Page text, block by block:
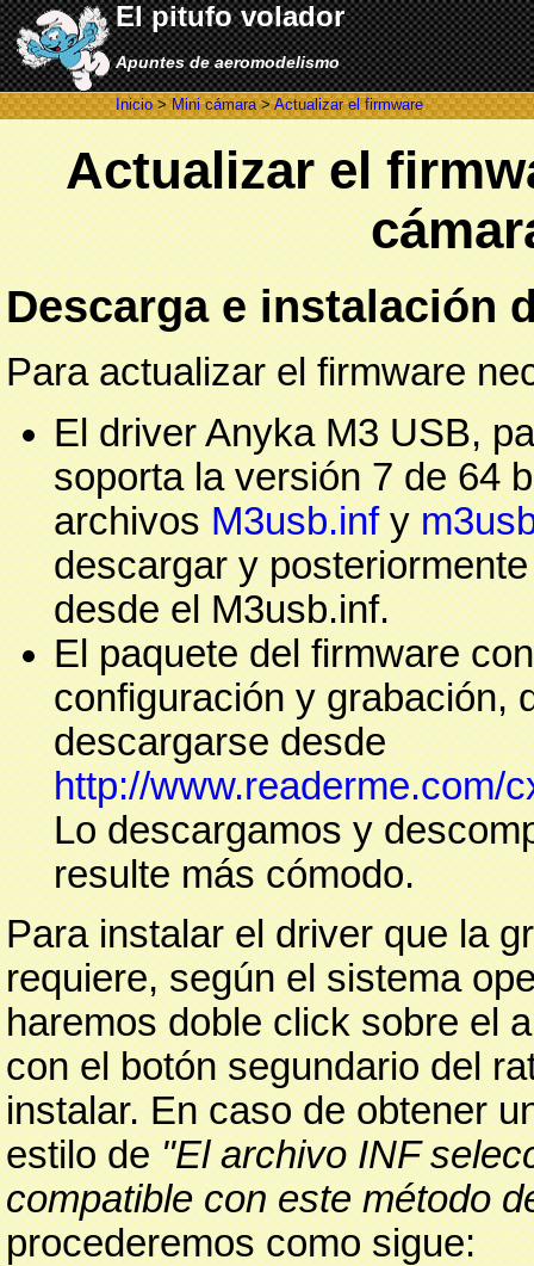
El pitufo volador
Apuntes de aeromodelismo
Inicio>Mini cámara>Actualizar el firmware
Actualizar el
Descarga e instalación
Para actualizar el firmware
El driver Anyka M3 USB,
soporta la versión 7 de 64
archivosM3usb.infy
descargar y
desde el M3usb.inf.
El paquete del firmware
configuración y grabación,
descargarse desde
http://www.readerme.com/
Lo descargamos y
resulte más cómodo.
Para instalar el driver que la
requiere, según el sistema
haremos doble click sobre el
con el botón segundario del
instalar. En caso de obtener
estilo de"El archivo INF
compatible con este método
procederemos como sigue: